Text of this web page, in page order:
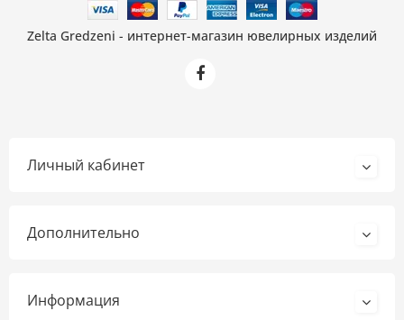
Zelta Gredzeni - интернет-магазин ювелирных изделий
Личный кабинет
Дополнительно
Информация